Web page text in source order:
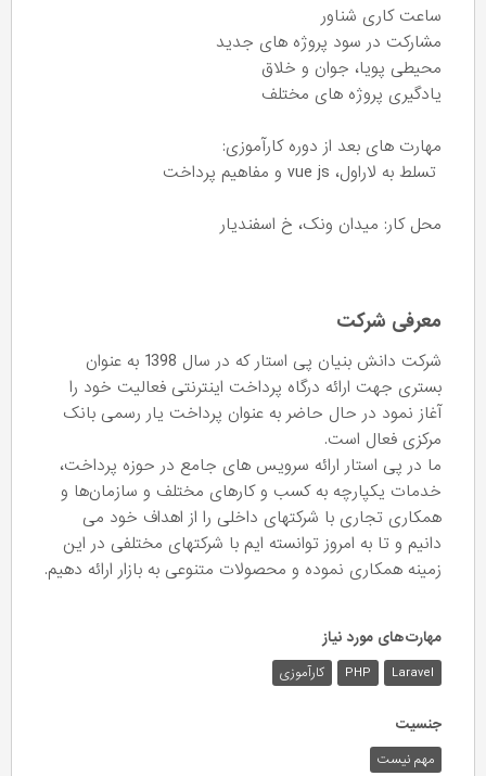
ساعت کاری شناور
مشارکت در سود پروژه های جدید
محیطی پویا، جوان و خلاق
یادگیری پروژه های مختلف
مهارت های بعد از دوره کارآموزی:
تسلط به لاراول، vue js و مفاهیم پرداخت
محل کار: میدان ونک، خ اسفندیار
معرفی شرکت
شرکت دانش بنیان پی استار که در سال 1398 به عنوان
بستری جهت ارائه درگاه پرداخت اینترنتی فعالیت خود را
آغاز نمود در حال حاضر به عنوان پرداخت یار رسمی بانک
مرکزی فعال است.
ما در پی استار ارائه سرویس های جامع در حوزه پرداخت،
خدمات یکپارچه به کسب و کارهای مختلف و سازمان‌ها و
همکاری تجاری با شرکتهای داخلی را از اهداف خود می
دانیم و تا به امروز توانسته ایم با شرکتهای مختلفی در این
زمینه همکاری نموده و محصولات متنوعی به بازار ارائه دهیم.
مهارت‌های مورد نیاز
Laravel
PHP کارآموزی
جنسیت
مهم نیست